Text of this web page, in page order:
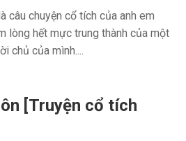
câu chuyện cổ tích của anh em
lòng hết mực trung thành của một
chủ của mình....
[Truyện cổ tích